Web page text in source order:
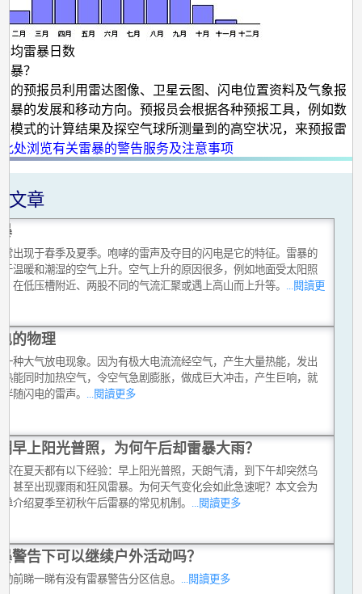
均雷暴日数
暴？
的预报员利用雷达图像、卫星云图、闪电位置资料及气象报
暴的发展和移动方向。预报员会根据各种预报工具，例如数
模式的计算结果及探空气球所测量到的高空状况，来预报雷
处浏览有关雷暴的警告服务及注意事项
文章
常出现于春季及夏季。咆哮的雷声及夺目的闪电是它的特征。雷暴的
于温暖和潮湿的空气上升。空气上升的原因很多，例如地面受太阳照
在低压槽附近、两股不同的气流汇聚或遇上高山而上升等。
...閱讀更
的物理
一种大气放电现象。因为有极大电流流经空气，产生大量热能，发出
热能同时加热空气，令空气急剧膨胀，做成巨大冲击，产生巨响，就
随闪电的雷声。 ...閱讀更多
早上阳光普照，为何午后却雷暴大雨？
家在夏天都有以下经验：早上阳光普照，天朗气清，到下午却突然乌
，甚至出现骤雨和狂风雷暴。为何天气变化会如此急速呢？本文会为
介绍夏季至初秋午后雷暴的常见机制。
...閱讀更多
警告下可以继续户外活动吗？
前睇一睇有没有雷暴警告分区信息。 ...閱讀更多